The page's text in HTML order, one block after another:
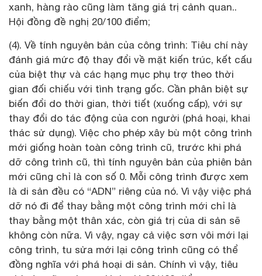
xanh, hàng rào cũng làm tăng giá trị cảnh quan..
Hội đồng đề nghị 20/100 điểm;
(4). Về tính nguyên bản của công trình: Tiêu chí này
đánh giá mức độ thay đổi về mặt kiến trúc, kết cấu
của biệt thự và các hạng mục phụ trợ theo thời
gian đối chiếu với tình trạng gốc. Cần phân biệt sự
biến đổi do thời gian, thời tiết (xuống cấp), với sự
thay đổi do tác động của con người (phá hoại, khai
thác sử dụng). Việc cho phép xây bù một công trình
mới giống hoàn toàn công trình cũ, trước khi phá
dỡ công trình cũ, thì tính nguyên bản của phiên bản
mới cũng chỉ là con số 0. Mỗi công trình được xem
là di sản đều có “ADN” riêng của nó. Vì vậy việc phá
dỡ nó đi để thay bằng một công trình mới chỉ là
thay bằng một thân xác, còn giá trị của di sản sẽ
không còn nữa. Vì vậy, ngay cả việc sơn vôi mới lại
công trình, tu sửa mới lại công trình cũng có thể
đồng nghĩa với phá hoại di sản. Chính vì vậy, tiêu